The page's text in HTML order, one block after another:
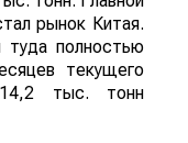
рынок Китая.
туда полностью
текущего
тыс. тонн